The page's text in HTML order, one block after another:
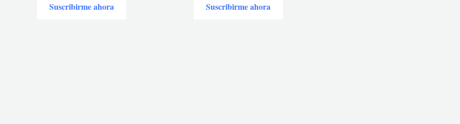
Suscribirme ahora Suscribirme ahora